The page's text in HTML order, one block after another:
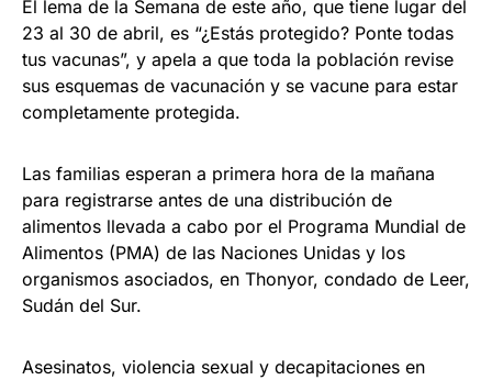
El lema de la Semana de este año, que tiene lugar del
23 al 30 de abril, es “¿Estás protegido? Ponte todas
tus vacunas”, y apela a que toda la población revise
sus esquemas de vacunación y se vacune para estar
completamente protegida.
Las familias esperan a primera hora de la mañana
para registrarse antes de una distribución de
alimentos llevada a cabo por el Programa Mundial de
Alimentos (PMA) de las Naciones Unidas y los
organismos asociados, en Thonyor, condado de Leer,
Sudán del Sur.
Asesinatos, violencia sexual y decapitaciones en